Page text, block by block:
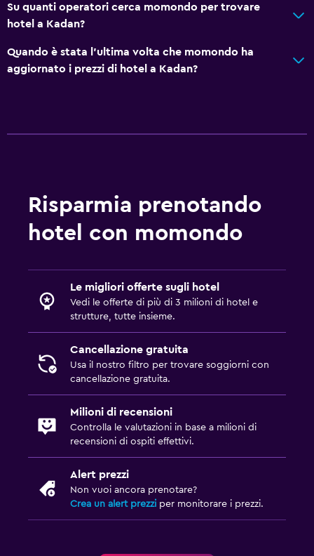
Su quanti operatori cerca momondo per trovare
hotel a Kadan?
Quando è stata l'ultima volta che momondo ha
aggiornato i prezzi di hotel a Kadan?
Risparmia prenotando
hotel con momondo
Le migliori offerte sugli hotel
Vedi le offerte di più di 3 milioni di hotel e
strutture, tutte insieme.
Cancellazione gratuita
Usa il nostro filtro per trovare soggiorni con
cancellazione gratuita.
Milioni di recensioni
Controlla le valutazioni in base a milioni di
recensioni di ospiti effettivi.
Alert prezzi
Non vuoi ancora prenotare?
Crea un alert prezzi per monitorare i prezzi.